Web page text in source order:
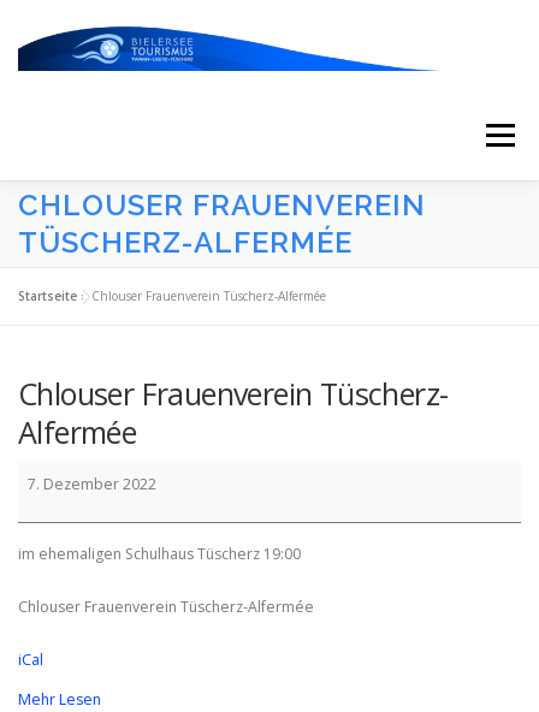
Menü
START KALENDER
ESSEN/TRINKEN/SCHLAFEN UNTERWEGS
CHLOUSER FRAUENVEREIN
TÜSCHERZ-ALFERMÉE
Startseite »Chlouser Frauenverein Tüscherz-Alfermée
Chlouser Frauenverein Tüscherz-
Alfermée
Tüscherz-
Alfermée
7. Dezember 2022
im ehemaligen Schulhaus Tüscherz 19:00
Chlouser Frauenverein Tüscherz-Alfermée
iCal
Mehr Lesen